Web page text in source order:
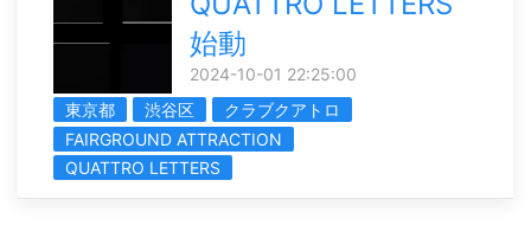
始動
2024-10-01 22:25:00
東京都
渋谷区
クラブクアトロ
FAIRGROUND ATTRACTION
QUATTRO LETTERS